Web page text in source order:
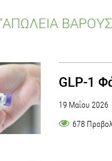
"ΑΠΩΛΕΙΑ
GLP-1
19 Μαΐου 2026
678